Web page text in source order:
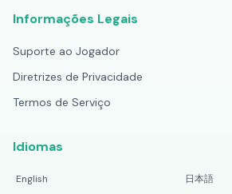
Informações Legais
Suporte ao Jogador
Diretrizes de Privacidade
Termos de Serviço
Idiomas
English 日本語